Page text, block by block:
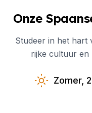
Onze
Studeer in het hart
rijke cultuur en
Zomer,